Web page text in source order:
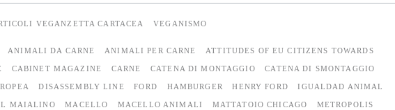
VEGANZETTA CARTACEA VEGANISMO
ANIMALI DA CARNE ANIMALI PER CARNE ATTITUDES OF EU CITIZENS TOWARDS
CABINET MAGAZINE CARNE CATENA DI MONTAGGIO CATENA DI SMONTAGGIO
DISASSEMBLY LINE FORD HAMBURGER HENRY FORD IGUALDAD ANIMAL
MAIALINO MACELLO MACELLO ANIMALI MATTATOIO CHICAGO METROPOLIS